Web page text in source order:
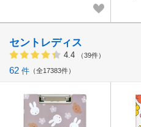
セントレディス
4.4 （39件）
62 件 全17383件